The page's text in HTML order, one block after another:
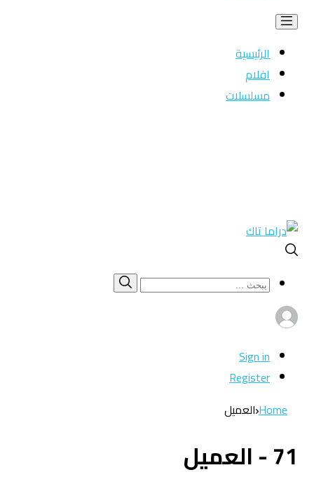
الرئيسية
افلام
مسلسلات
Search
بحث
Sign in
Register
Home العميل
71 - العميل